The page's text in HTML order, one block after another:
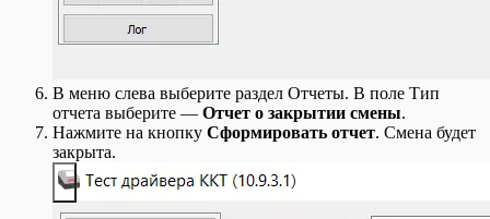
В меню слева выберите раздел Отчеты. В поле Тип
отчета выберите — Отчет о закрытии смены.
Нажмите на кнопку Сформировать отчет. Смена будет
закрыта.